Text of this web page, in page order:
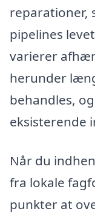
reparationer,
pipelines
varierer
herunder
behandles,
eksisterende
Når du
fra lokale
punkter at